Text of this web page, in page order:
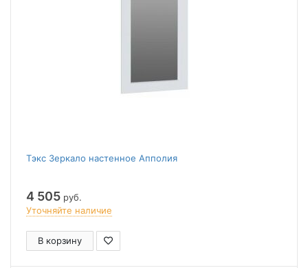
Тэкс Зеркало настенное Апполия
4 505 руб.
Уточняйте наличие
В корзину